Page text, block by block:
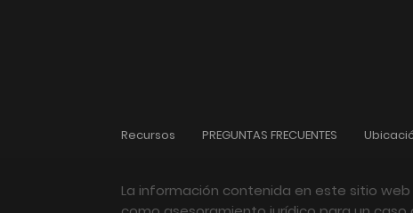
Recursos PREGUNTAS FRECUENTES
La información contenida en este sitio